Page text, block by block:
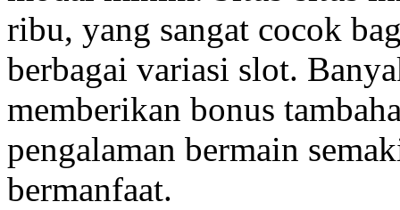
ribu, yang sangat cocok
berbagai variasi slot.
memberikan bonus
pengalaman bermain
bermanfaat.